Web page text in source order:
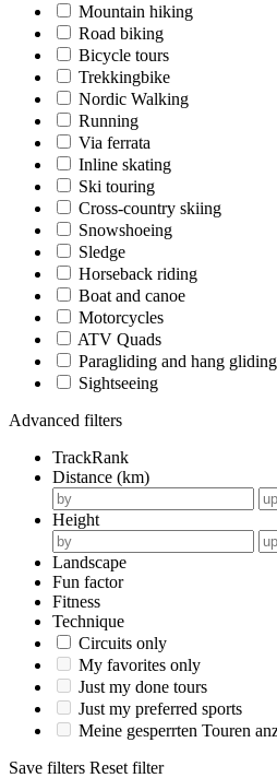
Mountain hiking
Road biking
Bicycle tours
Trekkingbike
Nordic Walking
Running
Via ferrata
Inline skating
Ski touring
Cross-country skiing
Snowshoeing
Sledge
Horseback riding
Boat and canoe
Motorcycles
ATV Quads
Paragliding and hang gliding
Sightseeing
Advanced filters
TrackRank
Distance (km)
Height
Landscape
Fun factor
Fitness
Technique
Circuits only
My favorites only
Just my done tours
Just my preferred sports
Meine gesperrten Touren
Save filters Reset filter